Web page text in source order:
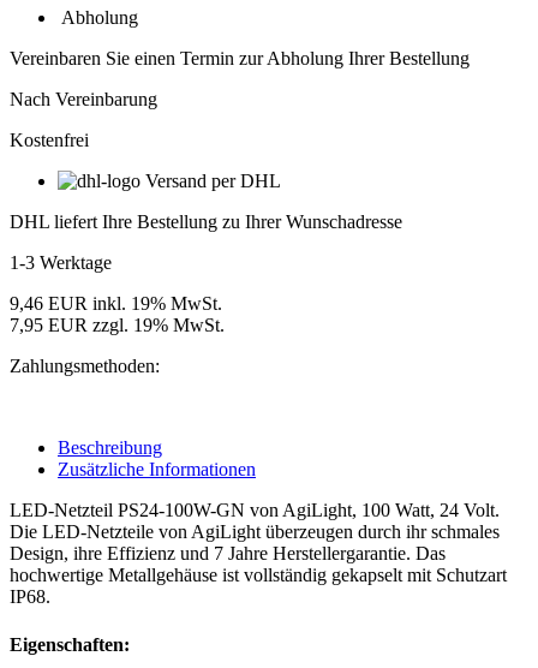
Abholung
Vereinbaren Sie einen Termin zur Abholung Ihrer Bestellung
Nach Vereinbarung
Kostenfrei
Versand per DHL
DHL liefert Ihre Bestellung zu Ihrer Wunschadresse
1-3 Werktage
9,46 EUR inkl. 19% MwSt.
7,95 EUR zzgl. 19% MwSt.
Zahlungsmethoden:
Beschreibung
Zusätzliche Informationen
LED-Netzteil PS24-100W-GN von AgiLight, 100 Watt, 24 Volt.
Die LED-Netzteile von AgiLight überzeugen durch ihr schmales
Design, ihre Effizienz und 7 Jahre Herstellergarantie. Das
hochwertige Metallgehäuse ist vollständig gekapselt mit Schutzart
IP68.
Eigenschaften: